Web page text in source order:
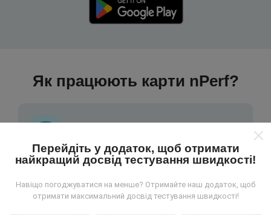
Як працюють карти nPerf?
Звідки беруться дані?
Дані збираються з тестів, проведених
Перейдіть у додаток, щоб отримати
найкращий досвід тестування швидкості!
Навіщо погоджуватися на менше? Отримайте наш додаток, щоб
отримати максимальний досвід тестування швидкості!